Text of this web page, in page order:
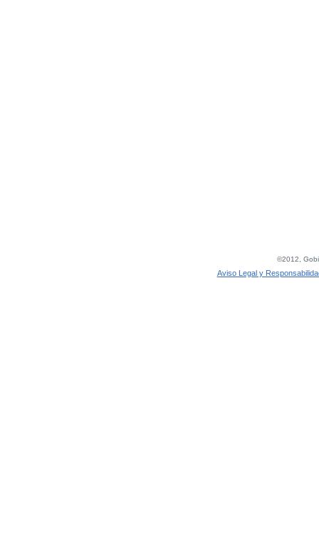
©2012,
Aviso Legal y